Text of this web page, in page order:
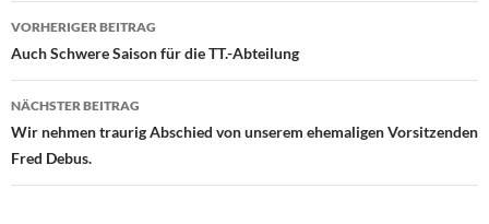
Beitragsnavigation
VORHERIGER BEITRAG
Auch Schwere Saison für die TT.-Abteilung
NÄCHSTER BEITRAG
Wir nehmen traurig Abschied von unserem ehemaligen Vorsitzenden
Fred Debus.